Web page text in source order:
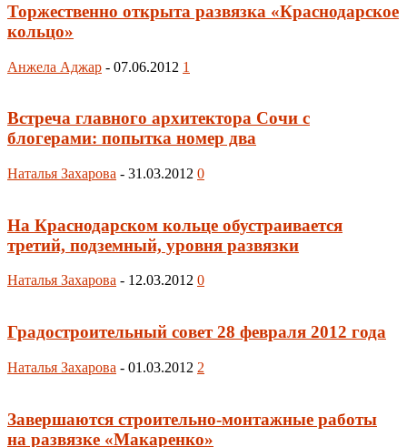
Торжественно открыта развязка «Краснодарское
кольцо»
Анжела Аджар - 07.06.2012 1
Встреча главного архитектора Сочи с
блогерами: попытка номер два
Наталья Захарова - 31.03.2012 0
На Краснодарском кольце обустраивается
третий, подземный, уровня развязки
Наталья Захарова - 12.03.2012 0
Градостроительный совет 28 февраля 2012 года
Наталья Захарова - 01.03.2012 2
Завершаются строительно-монтажные работы
на развязке «Макаренко»